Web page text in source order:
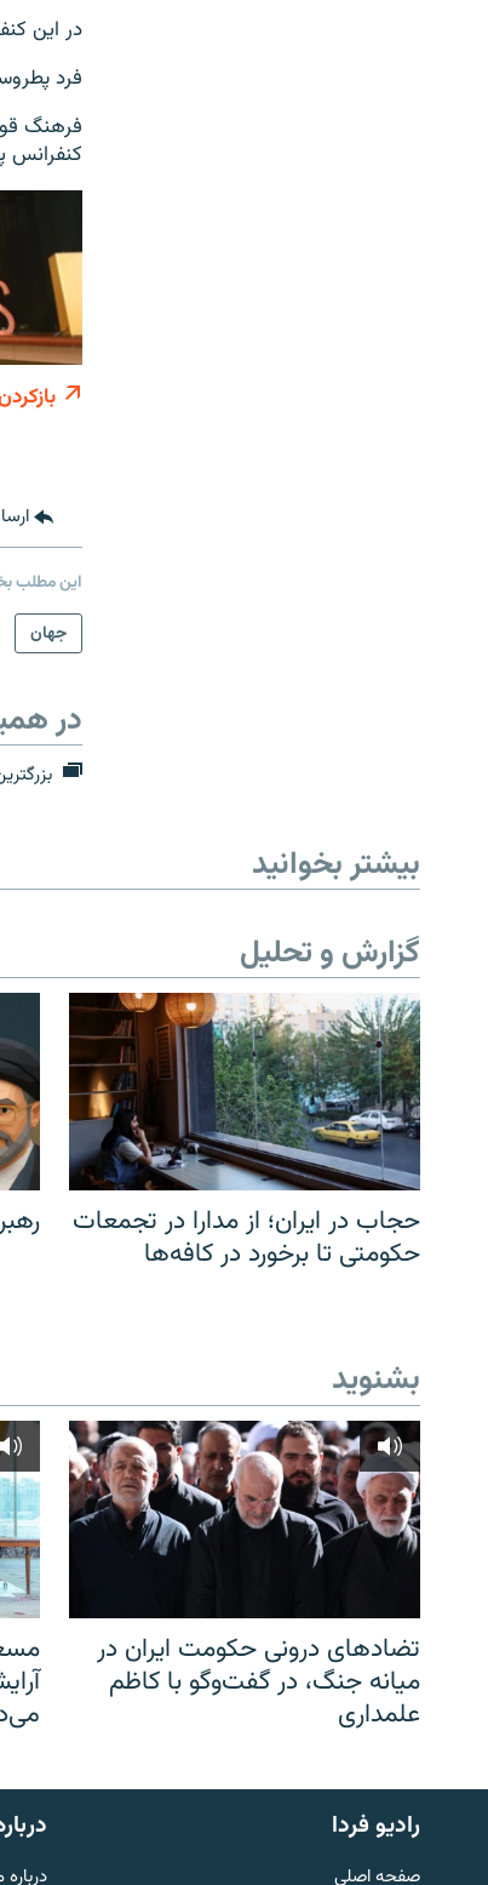
English
به ما بپیوندید
در این کنفرانس حدود
فرد
فرهنگ
کنفرانس
این مطلب
جهان
در
بیشتر بخوانید
گزارش و تحلیل
حجاب در ایران؛ از مدارا در تجمعات
حکومتی تا برخورد در کافه‌ها
بشنوید
تضادهای درونی حکومت ایران در
میانه جنگ، در گفت‌‌وگو با کاظم
علمداری
رادیو فردا
صفحه اصلی درباره